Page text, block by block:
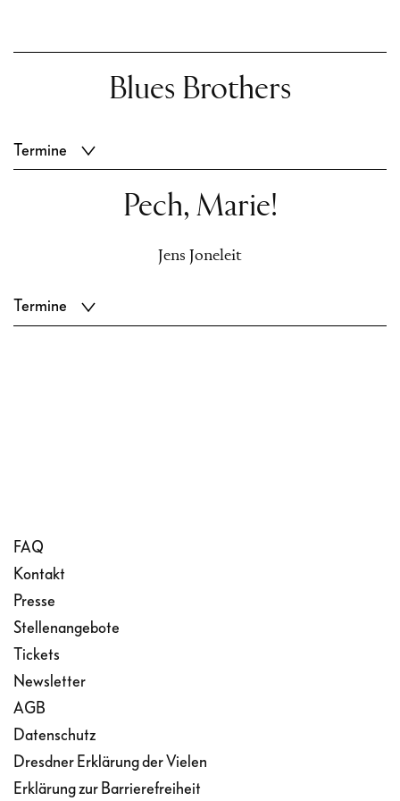
Blues Brothers
Termine
Pech, Marie!
Jens Joneleit
Termine
FAQ
Kontakt
Presse
Stellenangebote
Tickets
Newsletter
AGB
Datenschutz
Dresdner Erklärung der Vielen
Erklärung zur Barrierefreiheit